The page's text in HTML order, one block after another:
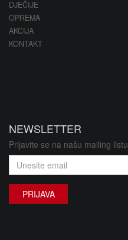
DJEČIJE
OPREMA
AKCIJA
KONTAKT
NEWSLETTER
Prijavite se na našu mailing listu
PRIJAVA